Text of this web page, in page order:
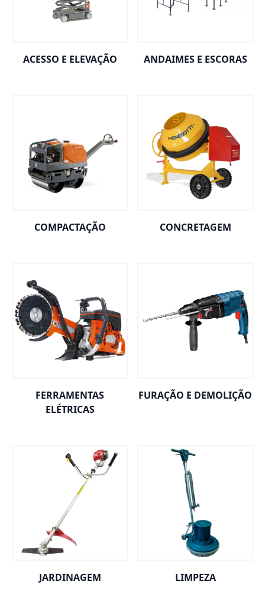
ACESSO E ELEVAÇÃO ANDAIMES E ESCORAS
COMPACTAÇÃO CONCRETAGEM
FERRAMENTAS
ELÉTRICAS
FURAÇÃO E DEMOLIÇÃO
JARDINAGEM LIMPEZA